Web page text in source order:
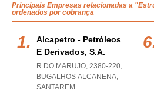
Principais Empresas relacionadas a
ordenados por cobrança
Alcapetro - Petróleos
E Derivados, S.a.
R DO MARUJO, 2380-220,
BUGALHOS ALCANENA,
SANTAREM